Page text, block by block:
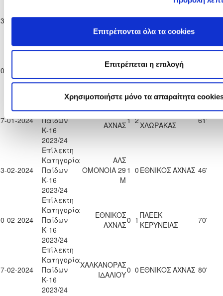
Επιτρέπονται όλα τα cookies
Επιτρέπεται η επιλογή
Χρησιμοποιήστε μόνο τα απαραίτητα
01-2024
Παίδων
ΕΘΝΙΚΟΣ
ΑΧΝΑΣ 0 1ΜΕΑΠ ΠΕΡΑ
ΧΩΡΙΟΥ ΝΗΣΟΥ
99'
01-2024
Επίλεκτη
Κ-16
ΕΘΝΙΚΟΣ
ΑΣΣΙΑΣ4 0 ΕΘΝΙΚΟΣ ΑΧΝΑΣ
01-2024
Επίλεκτη
Κατηγορία
Παίδων
Κ-16
2023/24
ΑΧΝΑΣ1 2ΧΛΩΡΑΚΑΣ
61'
02-2024
Επίλεκτη
Κατηγορία
Παίδων
Κ-16
2023/24
ΑΛΣ
ΟΜΟΝΟΙΑ 29
Μ
1 0 ΕΘΝΙΚΟΣ ΑΧΝΑΣ 46'
02-2024
Επίλεκτη
Κατηγορία
Παίδων
Κ-16
2023/24
ΕΘΝΙΚΟΣ
ΑΧΝΑΣ0 1 ΠΑΕΕΚ
ΚΕΡΥΝΕΙΑΣ
70'
02-2024
Επίλεκτη
Κατηγορία
Παίδων
Κ-16
2023/24
ΧΑΛΚΑΝΟΡΑΣ
ΙΔΑΛΙΟΥ0 0 ΕΘΝΙΚΟΣ ΑΧΝΑΣ 80'